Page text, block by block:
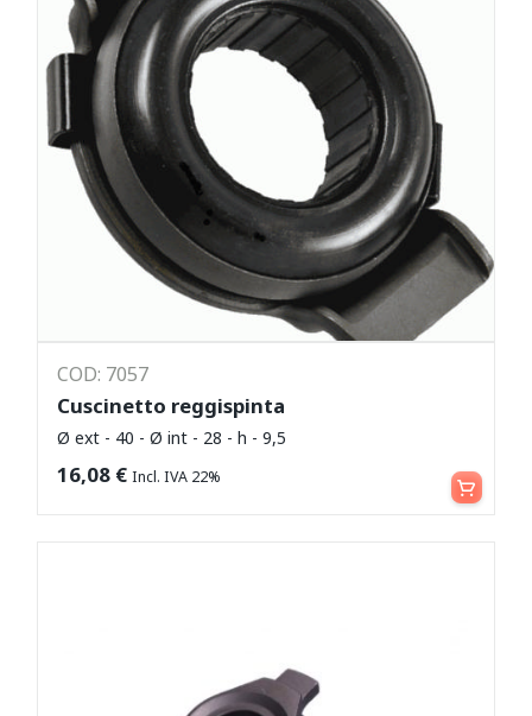
COD: 7057
Cuscinetto reggispinta
Ø ext - 40 - Ø int - 28 - h - 9,5
16,08 € Incl. IVA 22% Leggi tutto